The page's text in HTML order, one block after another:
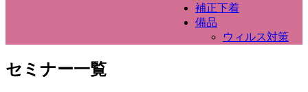
補正下着
備品
ウィルス対策
セミナー一覧